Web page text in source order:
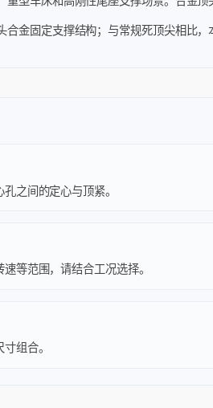
金固定支撑结构；与常规死顶尖相比，
之间的定心与顶紧。
等范围，请结合工况选择。
组合。